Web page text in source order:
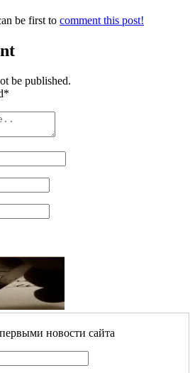
be first to comment this post!
be published.
*
новости сайта